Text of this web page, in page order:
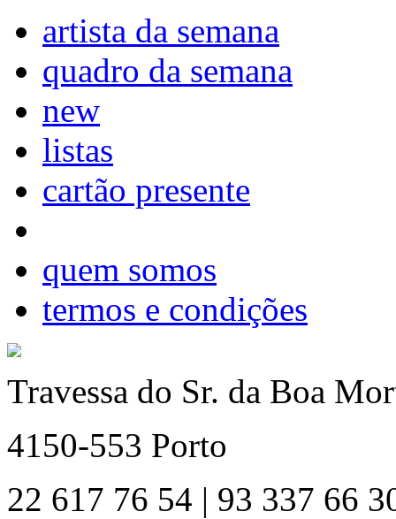
artista da semana
quadro da semana
new
listas
cartão presente
quem somos
termos e condições
Travessa do Sr. da Boa
4150-553 Porto
22 617 76 54 | 93 337 66